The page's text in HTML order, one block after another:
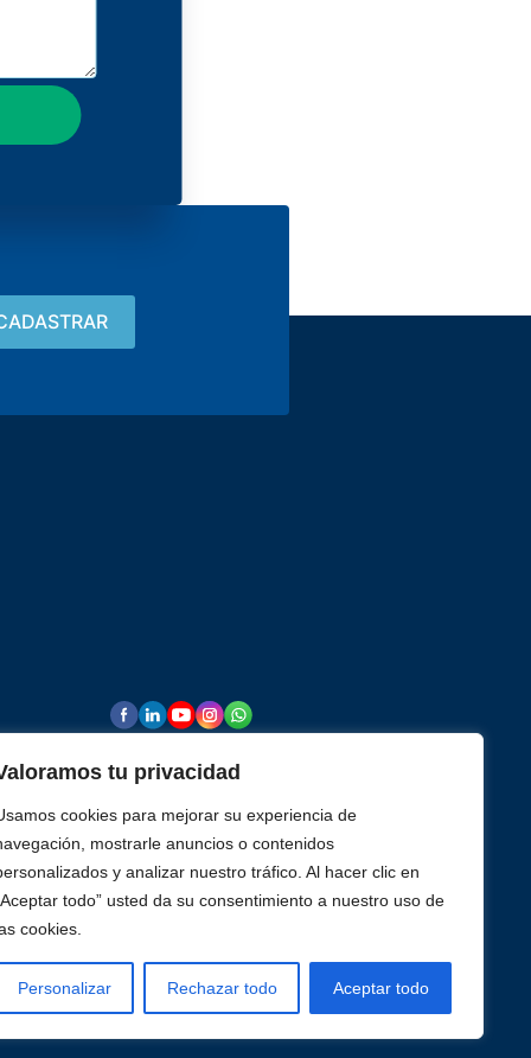
tu privacidad
cookies para mejorar su experiencia de
mostrarle anuncios o contenidos
y analizar nuestro tráfico. Al hacer clic en
todo” usted da su consentimiento a nuestro uso de
cookies.
Personalizar Rechazar todo Aceptar todo
de